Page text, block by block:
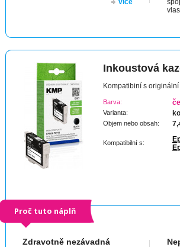
více
Inkoustová
Kompatibiní s
Barva:
Varianta:
Objem nebo obsah:
Kompatibilní s:
Proč tuto náplň
Zdravotně nezávadná